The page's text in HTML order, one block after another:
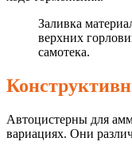
Заливка
верхних
самотека.
Автоцистерны для
вариациях. Они